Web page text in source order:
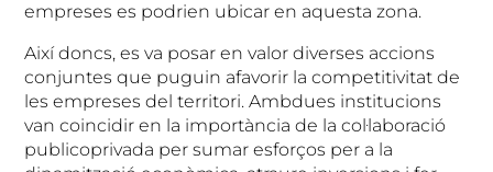
empreses es podrien ubicar en aquesta zona.
Així doncs, es va posar en valor diverses accions
conjuntes que puguin afavorir la competitivitat de
les empreses del territori. Ambdues institucions
van coincidir en la importància de la col·laboració
publicoprivada per sumar esforços per a la